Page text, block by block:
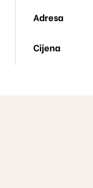
Adresa
Cijena